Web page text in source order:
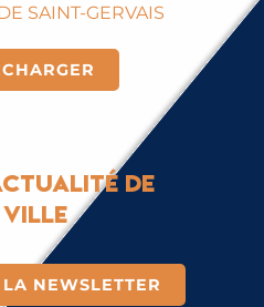
SAINT-GERVAIS
de
NEWSLETTER